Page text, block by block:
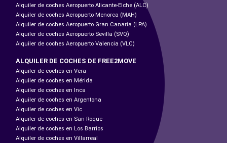
Alquiler de coches Aeropuerto Alicante-Elche (ALC)
Alquiler de coches Aeropuerto Menorca (MAH)
Alquiler de coches Aeropuerto Gran Canaria (LPA)
Alquiler de coches Aeropuerto Sevilla (SVQ)
Alquiler de coches Aeropuerto Valencia (VLC)
ALQUILER DE COCHES DE FREE2MOVE
Alquiler de coches en Vera
Alquiler de coches en Mérida
Alquiler de coches en Inca
Alquiler de coches en Argentona
Alquiler de coches en Vic
Alquiler de coches en San Roque
Alquiler de coches en Los Barrios
Alquiler de coches en Villarreal